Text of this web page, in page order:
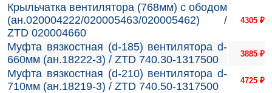
Крыльчатка вентилятора (768мм) с ободом
(ан.020004222/020005463/020005462) /
ZTD 020004660
4305 ₽
Муфта вязкостная (d-185) вентилятора d-
660мм (ан.18222-3) / ZTD 740.30-1317500
3885 ₽
Муфта вязкостная (d-210) вентилятора d-
710мм (ан.18219-3) / ZTD 740.50-1317500
4725 ₽